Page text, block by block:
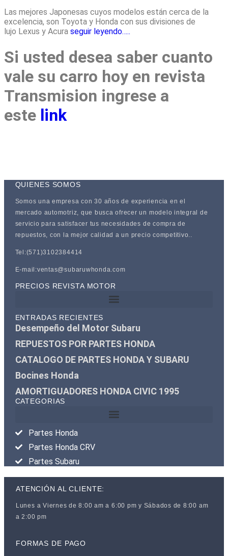
Las mejores Japonesas cuyos modelos están cerca de la
excelencia, son Toyota y Honda con sus divisiones de
lujo Lexus y Acura seguir leyendo…..
Si usted desea saber cuanto
vale su carro hoy en revista
Transmision ingrese a
este link
QUIENES SOMOS
Somos una empresa con 30 años de experiencia en el
mercado automotriz, que busca ofrecer un modelo integral de
servicio para satisfacer tus necesidades de compra de
repuestos, con la mejor calidad a un precio competitivo..
Tel:(571)3102384414
E-mail:ventas@subaruwhonda.com
PRECIOS REVISTA MOTOR
ENTRADAS RECIENTES
Desempeño del Motor Subaru
REPUESTOS POR PARTES HONDA
CATALOGO DE PARTES HONDA Y SUBARU
Bocines Honda
AMORTIGUADORES HONDA CIVIC 1995
CATEGORIAS
Partes Honda
Partes Honda CRV
Partes Subaru
ATENCIÓN AL CLIENTE:
Lunes a Viernes de 8:00 am a 6:00 pm y Sábados de 8:00 am
a 2:00 pm
FORMAS DE PAGO